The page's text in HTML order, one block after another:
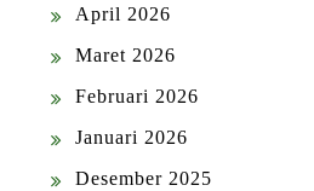
April 2026
Maret 2026
Februari 2026
Januari 2026
Desember 2025